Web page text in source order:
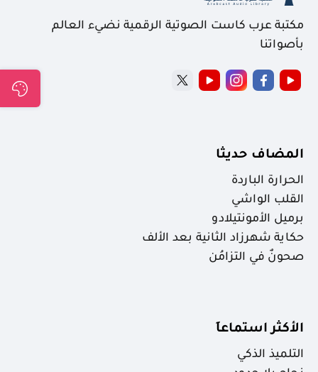
مكتبة عرب كاست الصوتية الرقمية نضيء العالم
بأصواتنا
المضاف حديثا
الحرارة الباردة
القلب الواشي
برميل الأمونتيلادو
حكاية شهرزاد الثانية بعد الألف
صحونٌ في التزامُن
الأكثر استماعاَ
التلميذ الذكي